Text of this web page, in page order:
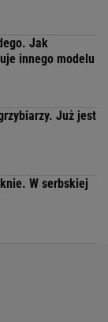
Jak
innego modelu
Już jest
W serbskiej